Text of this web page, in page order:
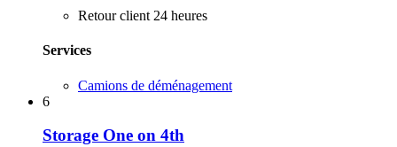
Retour client 24 heures
Services
Camions de déménagement
6
Storage One on 4th